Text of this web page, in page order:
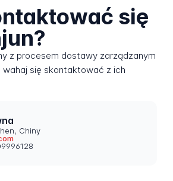
się
z procesem dostawy zarządzanym
wahaj się skontaktować z ich
Chiny